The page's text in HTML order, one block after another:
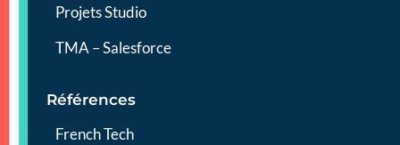
Projets Studio
TMA – Salesforce
Références
French Tech